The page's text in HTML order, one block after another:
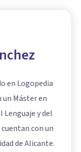
en Logopedia
un Máster en
y del
con un
de Alicante.